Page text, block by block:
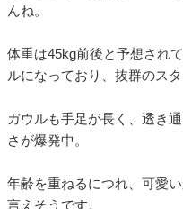
んね。
体重は45kg前後と予想され
ルになっており、抜群のスタ
ガウルも手足が長く、透き
さが爆発中。
年齢を重ねるにつれ、可愛
言えそうです。